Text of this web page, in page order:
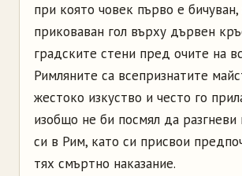
при която човек първо е бичуван,
приковаван гол върху дървен
градските стени пред очите на
Римляните са всепризнатите
жестоко изкуство и често го
изобщо не би посмял да разгневи
си в Рим, като си присвои
тях смъртно наказание.